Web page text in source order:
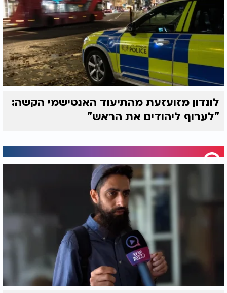
לונדון מזועזעת מהתיעוד האנטישמי הקשה:
"לערוף ליהודים את הראש"